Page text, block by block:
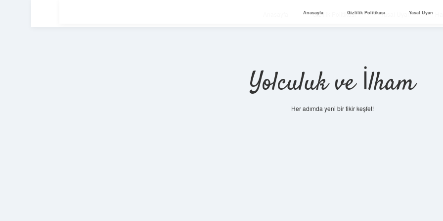
Gizlilik Politikası Yasal Uyarı
Yolculuk ve İlham
Her adımda yeni bir fikir keşfet!
Anasayfa Gizlilik Politikası Yasal Uyarı